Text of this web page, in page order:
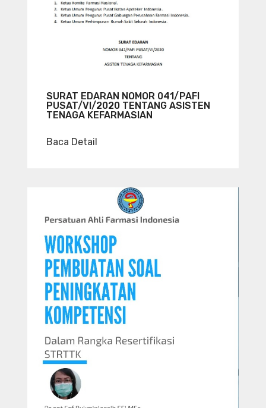
SURAT EDARAN NOMOR 041/PAFI
PUSAT/VI/2020 TENTANG ASISTEN
TENAGA KEFARMASIAN
Baca Detail